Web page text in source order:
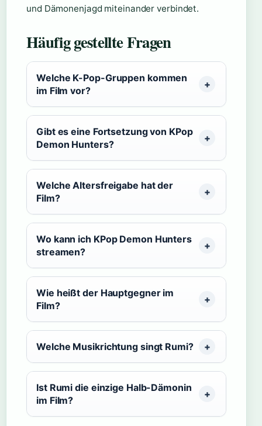
und Dämonenjagd miteinander verbindet.
Häufig gestellte Fragen
Welche K-Pop-Gruppen kommen
im Film vor?
Gibt es eine Fortsetzung von KPop
Demon Hunters?
Welche Altersfreigabe hat der
Film?
Wo kann ich KPop Demon Hunters
streamen?
Wie heißt der Hauptgegner im
Film?
Welche Musikrichtung singt Rumi?
Ist Rumi die einzige Halb-Dämonin
im Film?